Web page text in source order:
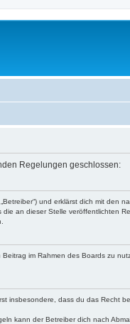
Regelungen geschlossen:
und erklärst dich mit den
an dieser Stelle veröffentlichten
im Rahmen des Boards zu
insbesondere, dass du das Recht
kann der Betreiber dich nach